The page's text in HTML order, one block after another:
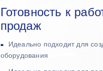
Готовность к
продаж
Идеально подходит для
оборудования